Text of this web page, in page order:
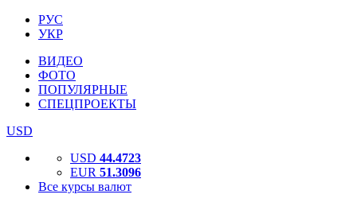
РУС
УКР
ВИДЕО
ФОТО
ПОПУЛЯРНЫЕ
СПЕЦПРОЕКТЫ
USD
USD 44.4723
EUR 51.3096
Все курсы валют